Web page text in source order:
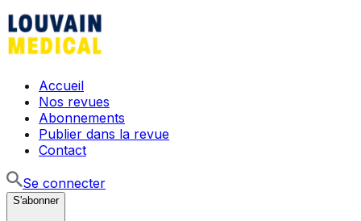
Accueil
Nos revues
Abonnements
Publier dans la revue
Contact
Se connecter
S'abonner